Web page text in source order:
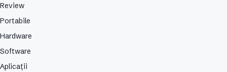
Review
Portabile
Hardware
Software
Aplicații